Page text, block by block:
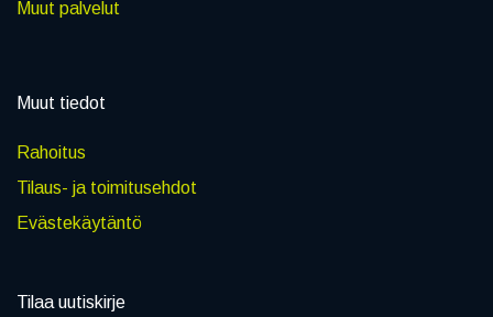
Muut palvelut
Muut tiedot
Rahoitus
Tilaus- ja toimitusehdot
Evästekäytäntö
Tilaa uutiskirje